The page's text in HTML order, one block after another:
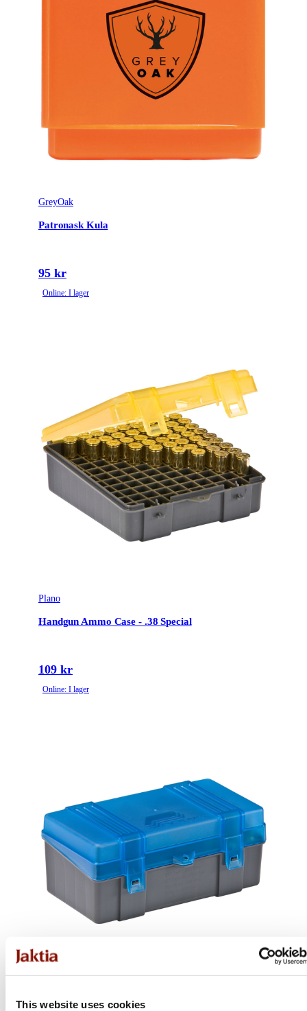
This website uses cookies
GreyOak
Patronask Kula
95 kr
Online: I lager
Plano
Handgun Ammo Case - .38 Special
109 kr
Online: I lager